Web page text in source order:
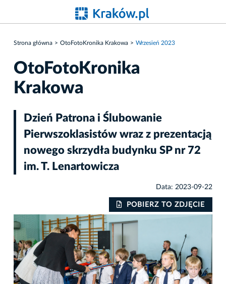
Strona główna OtoFotoKronika Krakowa Wrzesień 2023
OtoFotoKronika
Krakowa
Dzień Patrona i Ślubowanie
Pierwszoklasistów wraz z prezentacją
nowego skrzydła budynku SP nr 72
im. T. Lenartowicza
Data: 2023-09-22
POBIERZ TO ZDJĘCIE